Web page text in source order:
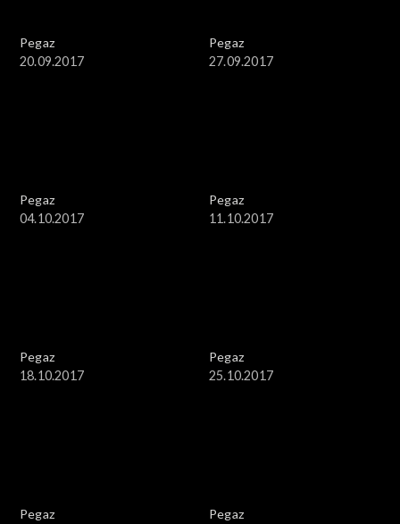
Pegaz
20.09.2017
Pegaz
27.09.2017
Pegaz
04.10.2017
Pegaz
11.10.2017
Pegaz
18.10.2017
Pegaz
25.10.2017
Pegaz
Pegaz